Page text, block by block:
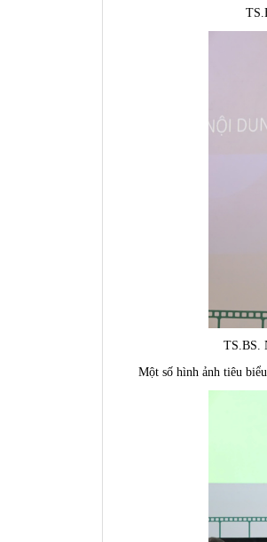
TS.BS.
Một số hình ảnh tiêu